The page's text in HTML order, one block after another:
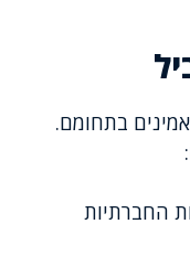
בתחומם.
החברתיות